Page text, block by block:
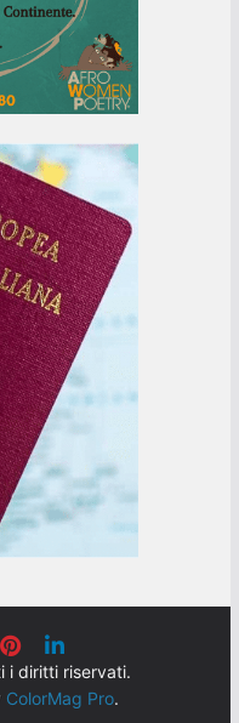
i diritti riservati.
ColorMag Pro.